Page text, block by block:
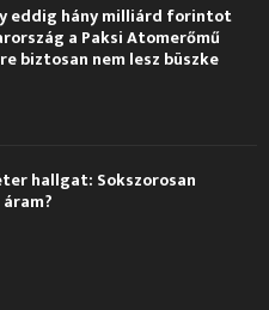
eddig hány milliárd forintot
a Paksi Atomerőmű
biztosan nem lesz büszke
hallgat: Sokszorosan